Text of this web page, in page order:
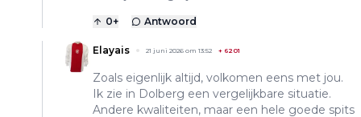
0+ Antwoord
Elayais 21 juni 2026 om 13:52 + 6201
Zoals eigenlijk altijd, volkomen eens met jou.
Ik zie in Dolberg een vergelijkbare situatie.
Andere kwaliteiten, maar een hele goede spits